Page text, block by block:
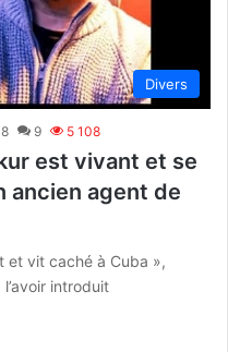
Divers
9 5 108
est vivant et se
ancien agent de
et vit caché à Cuba »,
introduit